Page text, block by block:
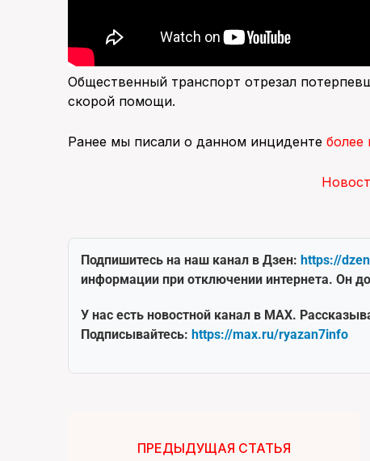
Общественный транспорт отрезал
скорой помощи.
Ранее мы писали о данном инциденте более
Подпишитесь на наш канал в Дзен: https://
информации при отключении интернета. Он
У нас есть новостной канал в MAX.
Подписывайтесь: https://max.ru/ryazan7info
ПРЕДЫДУЩАЯ СТАТЬЯ